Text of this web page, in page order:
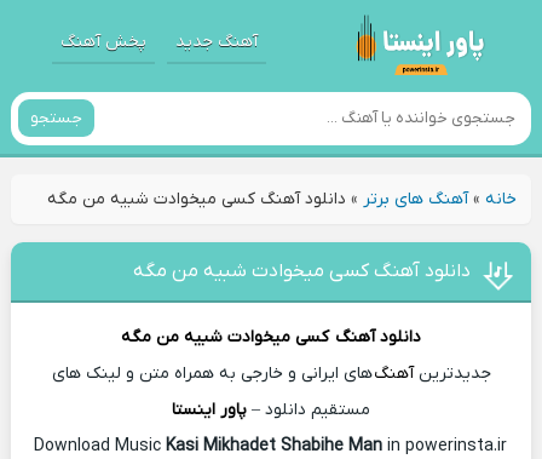
آهنگ جدید پخش آهنگ
جستجو
خانه»آهنگ های برتر » دانلود آهنگ کسی میخوادت شبیه من مگه
دانلود آهنگ کسی میخوادت شبیه من مگه
دانلود آهنگ کسی میخوادت شبیه من مگه
جدیدترینآهنگهای ایرانی و خارجی به همراه متن و لینک های
مستقیم دانلود – پاور اینستا
Kasi Mikhadet Shabihe Man in powerinsta.ir